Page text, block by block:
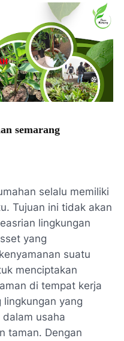
semarang
selalu memiliki
Tujuan ini tidak akan
lingkungan
yang
kenyamanan suatu
menciptakan
di tempat kerja
yang
usaha
taman. Dengan